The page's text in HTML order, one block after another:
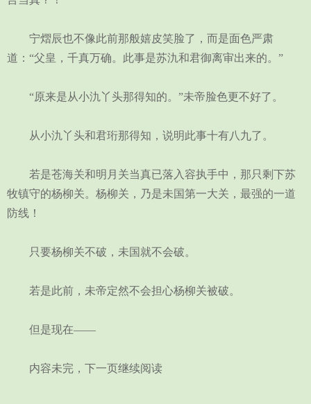
宁熠辰也不像此前那般嬉皮笑脸了，而是面色严肃
道：“父皇，千真万确。此事是苏氿和君御离审出来的。”
“原来是从小氿丫头那得知的。”未帝脸色更不好了。
从小氿丫头和君珩那得知，说明此事十有八九了。
若是苍海关和明月关当真已落入容执手中，那只剩下苏
牧镇守的杨柳关。杨柳关，乃是未国第一大关，最强的一道
防线！
只要杨柳关不破，未国就不会破。
若是此前，未帝定然不会担心杨柳关被破。
但是现在——
内容未完，下一页继续阅读